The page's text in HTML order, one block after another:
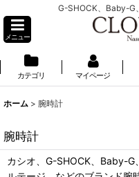
G-SHOCK、Baby-G
メニュー
カテゴリ マイページ
ホーム > 腕時計
腕時計
カシオ、G-SHOCK、Baby-G